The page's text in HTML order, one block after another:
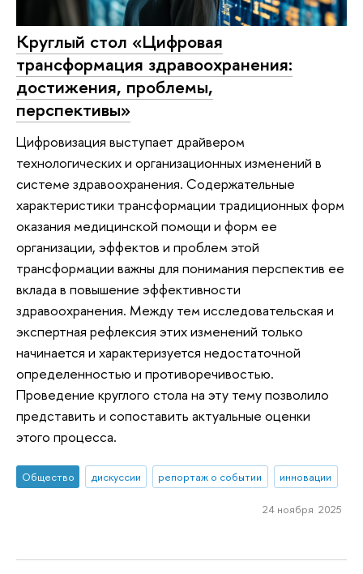
Круглый стол «Цифровая
трансформация здравоохранения:
достижения, проблемы,
перспективы»
Цифровизация выступает драйвером
технологических и организационных изменений в
системе здравоохранения. Содержательные
характеристики трансформации традиционных форм
оказания медицинской помощи и форм ее
организации, эффектов и проблем этой
трансформации важны для понимания перспектив ее
вклада в повышение эффективности
здравоохранения. Между тем исследовательская и
экспертная рефлексия этих изменений только
начинается и характеризуется недостаточной
определенностью и противоречивостью.
Проведение круглого стола на эту тему позволило
представить и сопоставить актуальные оценки
этого процесса.
Общество дискуссии репортаж о событии инновации
24 ноября 2025